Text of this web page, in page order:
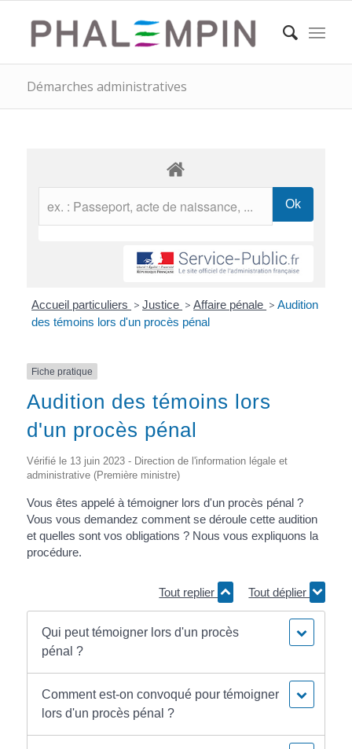
Démarches administratives
Accueil particuliers > Justice > Affaire pénale > Audition
des témoins lors d'un procès pénal
Fiche pratique
Audition des témoins lors
d'un procès pénal
Vérifié le 13 juin 2023 - Direction de l'information légale et
administrative (Première ministre)
Vous êtes appelé à témoigner lors d'un procès pénal ?
Vous vous demandez comment se déroule cette audition
et quelles sont vos obligations ? Nous vous expliquons la
procédure.
Tout replier Tout déplier
Qui peut témoigner lors d'un procès
pénal ?
Comment est-on convoqué pour témoigner
lors d'un procès pénal ?